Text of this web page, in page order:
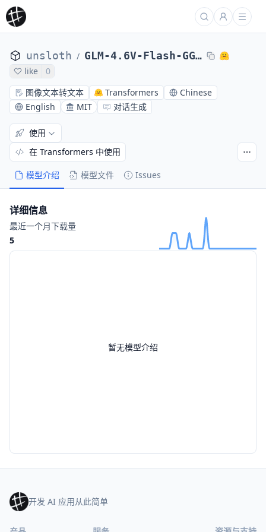
unsloth / GLM-4.6V-Flash-GGUF
like
0
图像文本转文本
Transformers
Chinese
English
MIT 对话生成
模型介绍 模型文件 Issues
使用
在 Transformers 中使用
暂无模型介绍
详细信息
最近一个月下载量
5
开发 AI 应用从此简单